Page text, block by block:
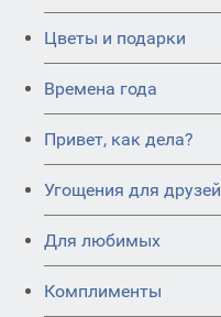
Цветы и подарки
Времена года
Привет, как дела?
Угощения для друзей
Для любимых
Комплименты